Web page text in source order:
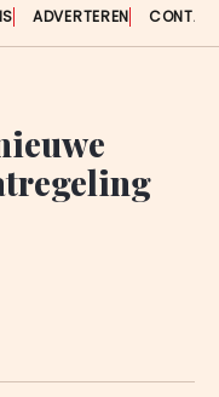
ADVERTEREN